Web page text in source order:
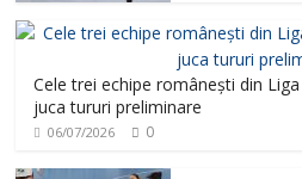
Cele trei echipe românești din
juca tururi preliminare
06/07/2026 0